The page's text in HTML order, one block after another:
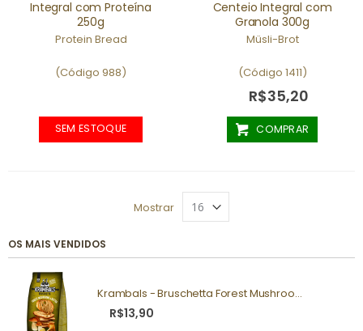
Integral com Proteína
250g
Protein Bread
(Código 988)
SEM ESTOQUE
Centeio Integral com
Granola 300g
Müsli-Brot
(Código 1411)
R$35,20
COMPRAR
Mostrar
OS MAIS VENDIDOS
Krambals - Bruschetta Forest Mushrooms 70g
R$13,90